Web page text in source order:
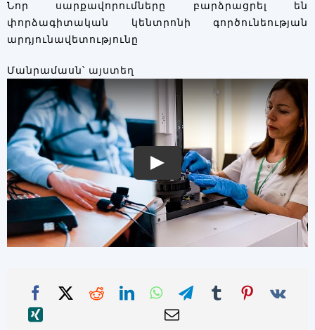
Նոր սարքավորումները բարձրացրել են
փորձագիտական կենտրոնի գործունեության
արդյունավետությունը
Մանրամասն՝ այստեղ